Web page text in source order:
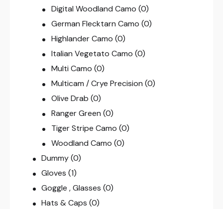
Digital Woodland Camo (0)
German Flecktarn Camo (0)
Highlander Camo (0)
Italian Vegetato Camo (0)
Multi Camo (0)
Multicam / Crye Precision (0)
Olive Drab (0)
Ranger Green (0)
Tiger Stripe Camo (0)
Woodland Camo (0)
Dummy (0)
Gloves (1)
Goggle , Glasses (0)
Hats & Caps (0)